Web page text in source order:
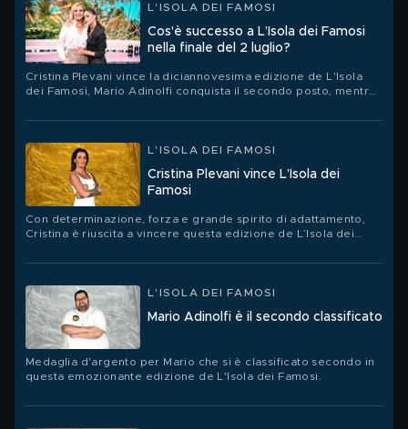
L'ISOLA DEI FAMOSI
Cos'è successo a L’Isola dei Famosi
nella finale del 2 luglio?
Cristina Plevani vince la diciannovesima edizione de L'Isola
dei Famosi, Mario Adinolfi conquista il secondo posto, mentre
L'ISOLA DEI FAMOSI
Cristina Plevani vince L’Isola dei
Famosi
Con determinazione, forza e grande spirito di adattamento,
Cristina è riuscita a vincere questa edizione de L’Isola dei
L'ISOLA DEI FAMOSI
Mario Adinolfi è il secondo classificato
Medaglia d'argento per Mario che si è classificato secondo in
questa emozionante edizione de L'Isola dei Famosi.